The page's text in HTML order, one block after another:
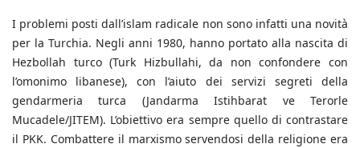
I problemi posti dall’islam radicale non sono infatti una novità
per la Turchia. Negli anni 1980, hanno portato alla nascita di
Hezbollah turco (Turk Hizbullahi, da non confondere con
l’omonimo libanese), con l’aiuto dei servizi segreti della
gendarmeria turca (Jandarma Istihbarat ve Terorle
Mucadele/JITEM). L’obiettivo era sempre quello di contrastare
il PKK. Combattere il marxismo servendosi della religione era